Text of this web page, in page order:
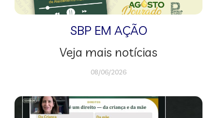
SBP EM AÇÃO
Veja mais notícias
08/06/2026